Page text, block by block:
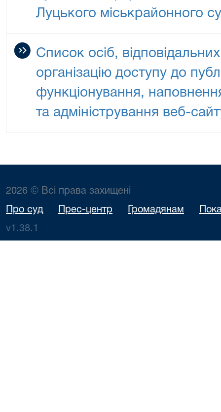
Луцького міськрайонного
Список осіб,
організацію доступу до
функціонування,
та адміністрування веб-
2026 © Всі права захищені
Про суд Прес-центр Громадянам
v1.38.1